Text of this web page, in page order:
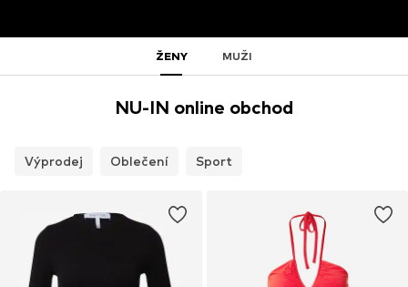
ŽENY MUŽI
NU-IN online obchod
Výprodej Oblečení Sport